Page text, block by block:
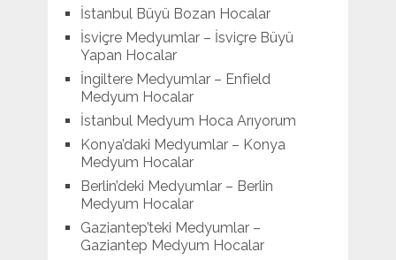
İstanbul Büyü Bozan Hocalar
İsviçre Medyumlar – İsviçre Büyü
Yapan Hocalar
İngiltere Medyumlar – Enfield
Medyum Hocalar
İstanbul Medyum Hoca Arıyorum
Konya’daki Medyumlar – Konya
Medyum Hocalar
Berlin’deki Medyumlar – Berlin
Medyum Hocalar
Gaziantep’teki Medyumlar –
Gaziantep Medyum Hocalar